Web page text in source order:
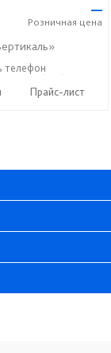
—
Розничная цена
☎+7 (927) 38-003-77
телефон
Прайс-лист